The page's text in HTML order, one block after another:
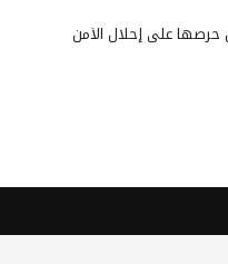
حرصها على إحلال الأمن